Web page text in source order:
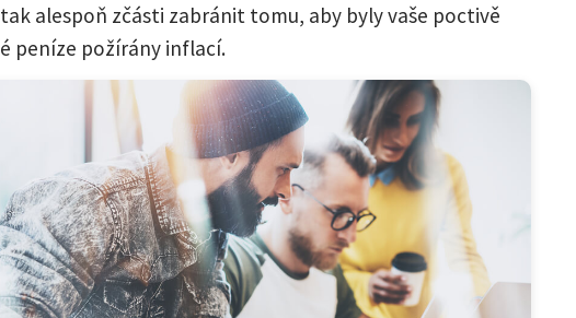
alespoň zčásti zabránit tomu, aby byly vaše poctivě
peníze požírány inflací.